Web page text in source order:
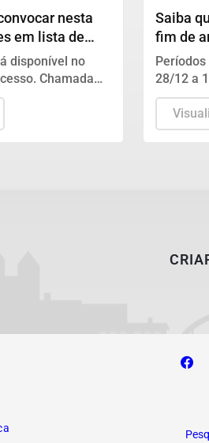
nesta
em lista de
disponível no
Chamada
Saiba
fim de
públicos
28/12 a
portaria